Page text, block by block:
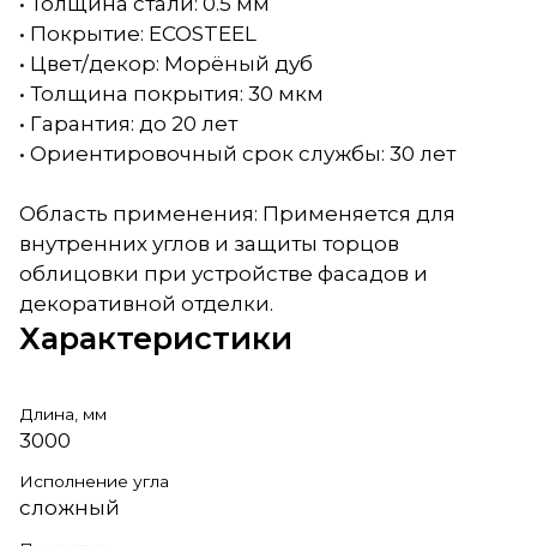
• Покрытие: ECOSTEEL
• Цвет/декор: Морёный дуб
• Толщина покрытия: 30 мкм
• Гарантия: до 20 лет
• Ориентировочный срок службы: 30 лет
Область применения: Применяется для
внутренних углов и защиты торцов
облицовки при устройстве фасадов и
декоративной отделки.
Характеристики
Длина, мм
3000
Исполнение угла
сложный